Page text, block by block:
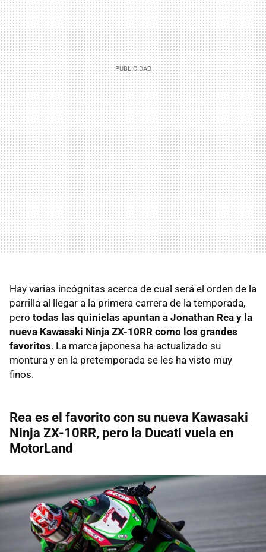
Hay varias incógnitas acerca de cual será el orden de la
parrilla al llegar a la primera carrera de la temporada,
pero todas las quinielas apuntan a Jonathan Rea y la
nueva Kawasaki Ninja ZX-10RR como los grandes
favoritos. La marca japonesa ha actualizado su
montura y en la pretemporada se les ha visto muy
finos.
Rea es el favorito con su nueva Kawasaki
Ninja ZX-10RR, pero la Ducati vuela en
MotorLand